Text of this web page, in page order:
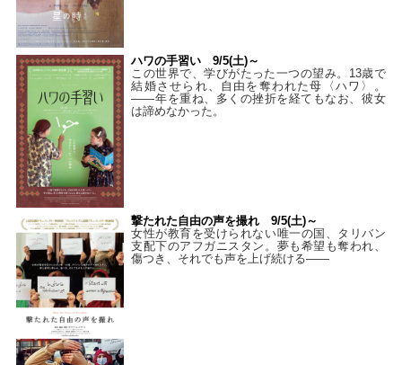
ハワの手習い 9/5(土)～
この世界で、学びがたった一つの望み。13歳で
結婚させられ、自由を奪われた母〈ハワ〉。
——年を重ね、多くの挫折を経てもなお、彼女
は諦めなかった。
撃たれた自由の声を撮れ 9/5(土)～
女性が教育を受けられない唯一の国、タリバン
支配下のアフガニスタン。夢も希望も奪われ、
傷つき、それでも声を上げ続ける——